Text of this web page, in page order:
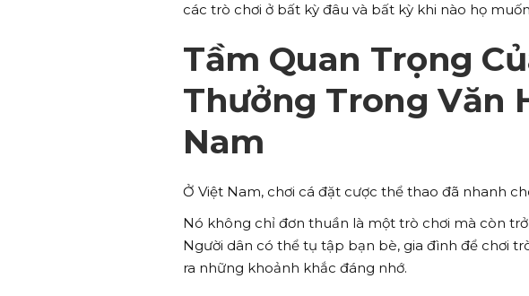
các trò chơi ở bất kỳ đâu và bất kỳ khi nào họ
Tầm Quan Trọng
Thưởng Trong Văn
Nam
Ở Việt Nam, chơi cá đặt cược thể thao đã nhanh
Nó không chỉ đơn thuần là một trò chơi mà còn
Người dân có thể tụ tập bạn bè, gia đình để chơi
ra những khoảnh khắc đáng nhớ.